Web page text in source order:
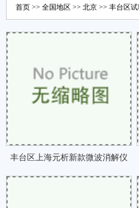
首页 >> 全国地区 >> 北京 >> 丰台区
丰台区上海元析新款微波消解仪